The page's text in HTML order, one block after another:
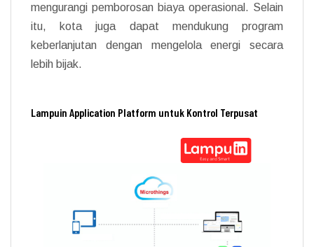
mengurangi pemborosan biaya operasional. Selain
itu, kota juga dapat mendukung program
keberlanjutan dengan mengelola energi secara
lebih bijak.
Lampuin Application Platform untuk Kontrol Terpusat